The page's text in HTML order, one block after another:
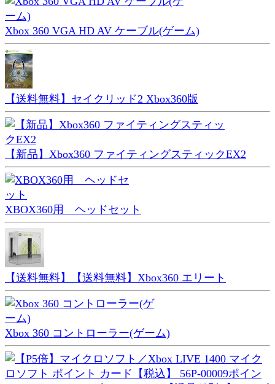
Xbox 360 VGA HD AV ケーブル(ゲーム)
【送料無料】セイクリッド2 Xbox360版
【新品】Xbox360 ファイティングスティックEX2
XBOX360用 ヘッドセット
【送料無料】【送料無料】Xbox360 エリート
Xbox 360 コントローラー(ゲーム)